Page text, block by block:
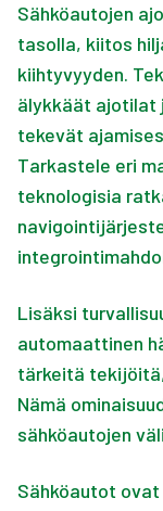
Sähköautojen
tasolla, kiitos
kiihtyvyyden.
älykkäät ajotilat
tekevät
Tarkastele eri
teknologisia
Lisäksi
automaattinen
tärkeitä
Nämä
sähköautojen
Sähköautot